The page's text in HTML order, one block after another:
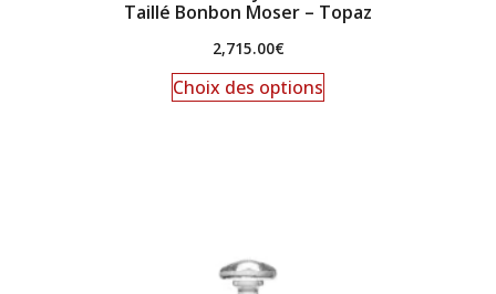
Taillé Bonbon Moser – Topaz
2,715.00€
Choix des options